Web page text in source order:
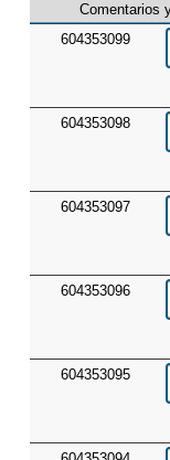
Comentarios
604353099
604353098
604353097
604353096
604353095